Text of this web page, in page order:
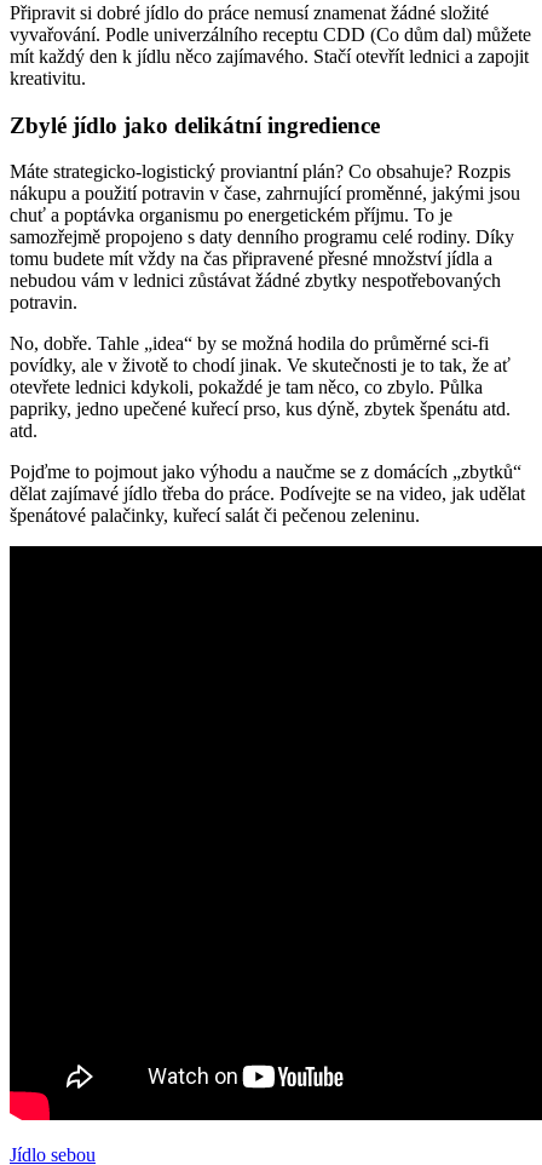
Připravit si dobré jídlo do práce nemusí znamenat žádné složité
vyvařování. Podle univerzálního receptu CDD (Co dům dal) můžete
mít každý den k jídlu něco zajímavého. Stačí otevřít lednici a zapojit
kreativitu.
Zbylé jídlo jako delikátní ingredience
Máte strategicko-logistický proviantní plán? Co obsahuje? Rozpis
nákupu a použití potravin v čase, zahrnující proměnné, jakými jsou
chuť a poptávka organismu po energetickém příjmu. To je
samozřejmě propojeno s daty denního programu celé rodiny. Díky
tomu budete mít vždy na čas připravené přesné množství jídla a
nebudou vám v lednici zůstávat žádné zbytky nespotřebovaných
potravin.
No, dobře. Tahle „idea“ by se možná hodila do průměrné sci-fi
povídky, ale v životě to chodí jinak. Ve skutečnosti je to tak, že ať
otevřete lednici kdykoli, pokaždé je tam něco, co zbylo. Půlka
papriky, jedno upečené kuřecí prso, kus dýně, zbytek špenátu atd.
atd.
Pojďme to pojmout jako výhodu a naučme se z domácích „zbytků“
dělat zajímavé jídlo třeba do práce. Podívejte se na video, jak udělat
špenátové palačinky, kuřecí salát či pečenou zeleninu.
Jídlo sebou